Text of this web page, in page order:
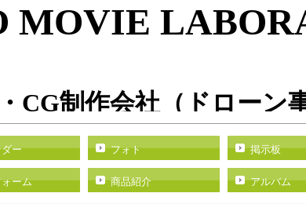
MOVIE
制作会社 （ドローン
ー フォト 掲示板
ーム 商品紹介 アルバム